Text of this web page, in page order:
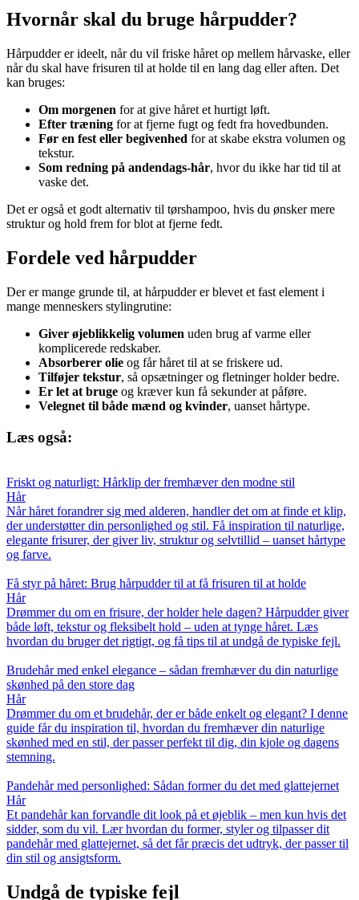
Hvornår skal du bruge hårpudder?
Hårpudder er ideelt, når du vil friske håret op mellem hårvaske, eller
når du skal have frisuren til at holde til en lang dag eller aften. Det
kan bruges:
Om morgenen for at give håret et hurtigt løft.
Efter træning for at fjerne fugt og fedt fra hovedbunden.
Før en fest eller begivenhed for at skabe ekstra volumen og
tekstur.
Som redning på andendags-hår, hvor du ikke har tid til at
vaske det.
Det er også et godt alternativ til tørshampoo, hvis du ønsker mere
struktur og hold frem for blot at fjerne fedt.
Fordele ved hårpudder
Der er mange grunde til, at hårpudder er blevet et fast element i
mange menneskers stylingrutine:
Giver øjeblikkelig volumen uden brug af varme eller
komplicerede redskaber.
Absorberer olie og får håret til at se friskere ud.
Tilføjer tekstur, så opsætninger og fletninger holder bedre.
Er let at bruge og kræver kun få sekunder at påføre.
Velegnet til både mænd og kvinder, uanset hårtype.
Læs også:
Friskt og naturligt: Hårklip der fremhæver den modne stil
Hår
Når håret forandrer sig med alderen, handler det om at finde et klip,
der understøtter din personlighed og stil. Få inspiration til naturlige,
elegante frisurer, der giver liv, struktur og selvtillid – uanset hårtype
og farve.
Få styr på håret: Brug hårpudder til at få frisuren til at holde
Hår
Drømmer du om en frisure, der holder hele dagen? Hårpudder giver
både løft, tekstur og fleksibelt hold – uden at tynge håret. Læs
hvordan du bruger det rigtigt, og få tips til at undgå de typiske fejl.
Brudehår med enkel elegance – sådan fremhæver du din naturlige
skønhed på den store dag
Hår
Drømmer du om et brudehår, der er både enkelt og elegant? I denne
guide får du inspiration til, hvordan du fremhæver din naturlige
skønhed med en stil, der passer perfekt til dig, din kjole og dagens
stemning.
Pandehår med personlighed: Sådan former du det med glattejernet
Hår
Et pandehår kan forvandle dit look på et øjeblik – men kun hvis det
sidder, som du vil. Lær hvordan du former, styler og tilpasser dit
pandehår med glattejernet, så det får præcis det udtryk, der passer til
din stil og ansigtsform.
Undgå de typiske fejl